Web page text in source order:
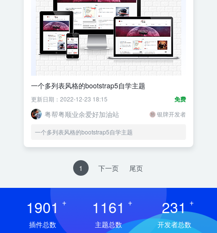
一个多列表风格的bootstrap5自学主题
免费
更新日期：2022-12-23 18:15
粤帮粤顺业余爱好加油站 银牌开发者
一个多列表风格的bootstrap5自学主题
1 下一页 尾页
1901 +
插件总数
1161 +
主题总数
231 +
开发者总数